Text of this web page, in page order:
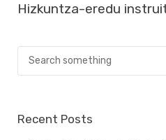
Hizkuntza-eredu
Recent Posts